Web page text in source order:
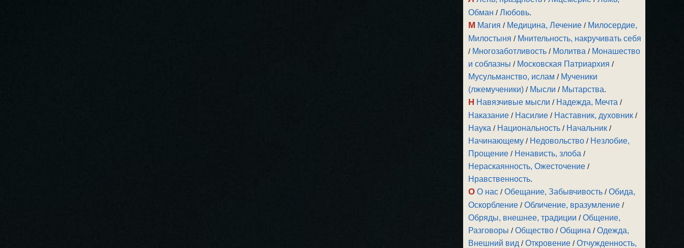
Обман /Любовь.
М Магия / Медицина, Лечение / Милосердие,
Милостыня / Мнительность, накручивать себя
/ Многозаботливость / Молитва / Монашество
и соблазны / Московская Патриархия /
Мусульманство, ислам / Мученики
(лжемученики) / Мысли / Мытарства.
Н Навязчивые мысли / Надежда, Мечта /
Наказание / Насилие / Наставник, духовник /
Наука / Национальность / Начальник /
Начинающему / Недовольство / Незлобие,
Прощение / Ненависть, злоба /
Нераскаянность, Ожесточение /
Нравственность.
О О нас /Обещание, Забывчивость /Обида,
Оскорбление /Обличение, вразумление /
Обряды, внешнее, традиции /Общение,
Разговоры /Общество /Община /Одежда,
Внешний вид /Откровение /Отчужденность,